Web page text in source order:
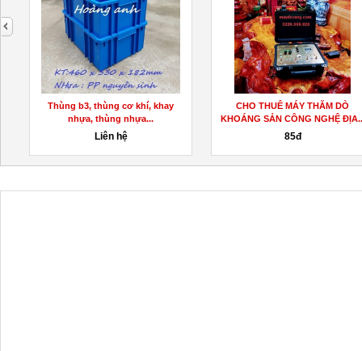
Thùng b3, thùng cơ khí, khay
nhựa, thùng nhựa...
Liên hệ
CHO THUÊ MÁY THĂM DÒ
KHOÁNG SẢN CÔNG NGHỆ
85đ
next